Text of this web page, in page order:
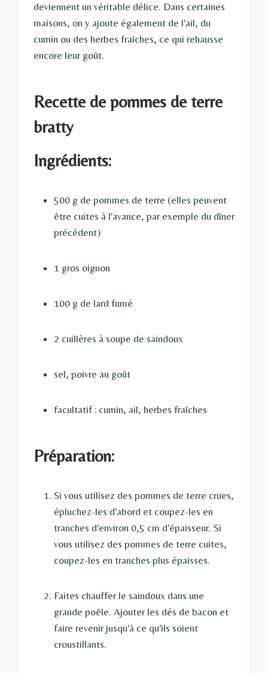
deviennent un véritable délice. Dans certaines
maisons, on y ajoute également de l'ail, du
cumin ou des herbes fraîches, ce qui rehausse
encore leur goût.
Recette de pommes de terre
bratty
Ingrédients:
500 g de pommes de terre (elles peuvent
être cuites à l'avance, par exemple du dîner
précédent)
1 gros oignon
100 g de lard fumé
2 cuillères à soupe de saindoux
sel, poivre au goût
facultatif : cumin, ail, herbes fraîches
Préparation:
Si vous utilisez des pommes de terre crues,
épluchez-les d'abord et coupez-les en
tranches d'environ 0,5 cm d'épaisseur. Si
vous utilisez des pommes de terre cuites,
coupez-les en tranches plus épaisses.
Faites chauffer le saindoux dans une
grande poêle. Ajouter les dés de bacon et
faire revenir jusqu'à ce qu'ils soient
croustillants.